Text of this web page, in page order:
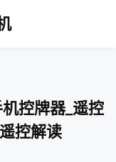
控牌器_遥控
控解读